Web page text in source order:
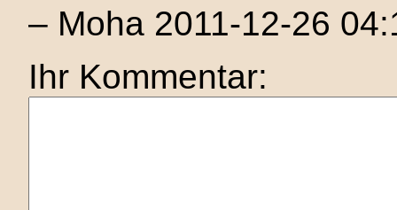
– Moha 2011-12-26
Ihr Kommentar: